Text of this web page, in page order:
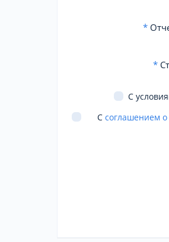
*
*
С
С соглашением